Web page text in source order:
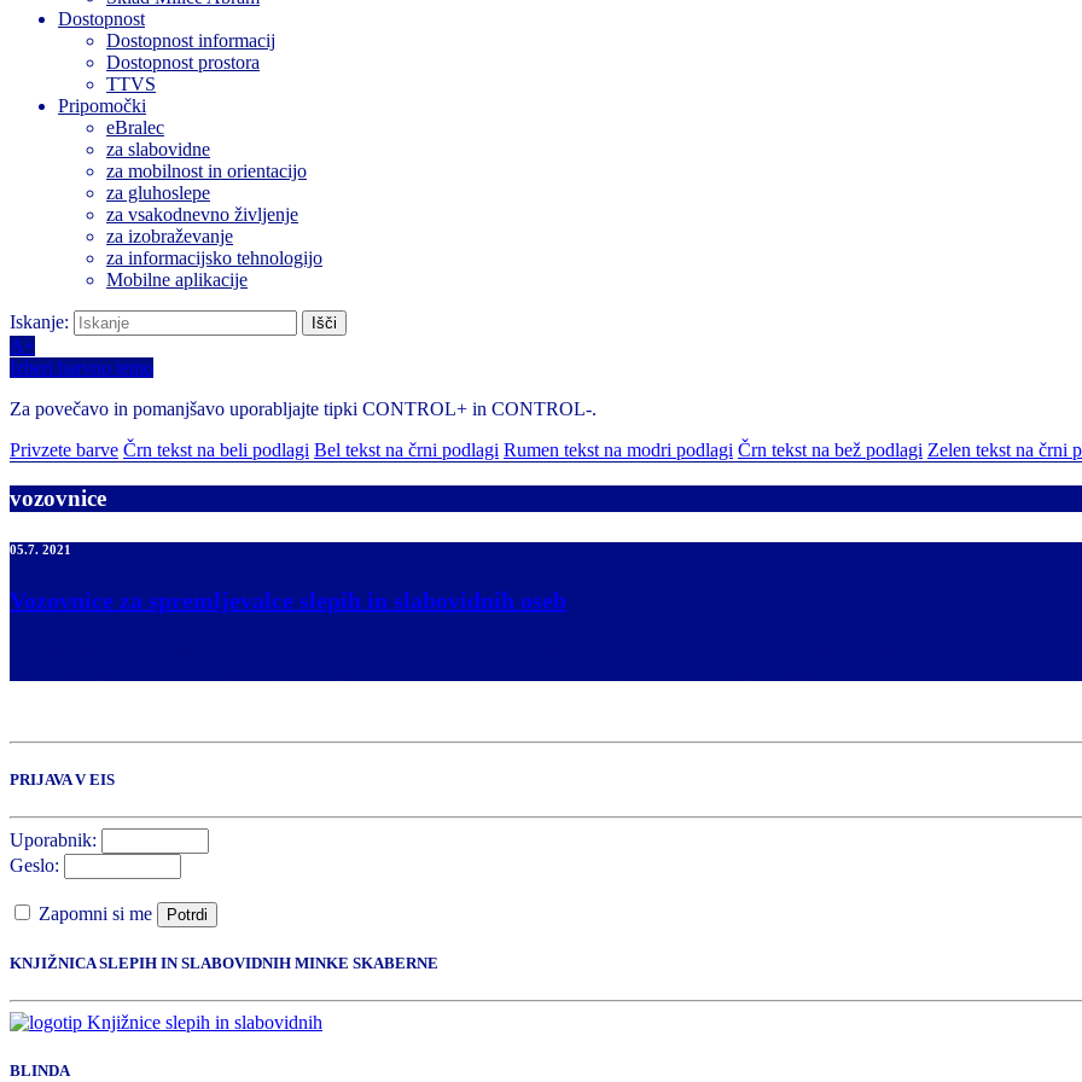
Dostopnost
Dostopnost informacij
Dostopnost prostora
TTVS
Pripomočki
eBralec
za slabovidne
za mobilnost in orientacijo
za gluhoslepe
za vsakodnevno življenje
za izobraževanje
za informacijsko tehnologijo
Mobilne aplikacije
Iskanje:
A+
Izberi barvno temo
Za povečavo in pomanjšavo uporabljajte tipki CONTROL+ in CONTROL-.
Privzete barve Črn tekst na beli podlagi Bel tekst na črni podlagi Rumen tekst na modri podlagi Črn tekst na bež podlagi Zelen tekst na črni
vozovnice
05.7. 2021
Vozovnice za spremljevalce slepih in slabovidnih oseb
PRIJAVA V EIS
Uporabnik:
Geslo:
Zapomni si me Potrdi
KNJIŽNICA SLEPIH IN SLABOVIDNIH MINKE SKABERNE
BLINDA